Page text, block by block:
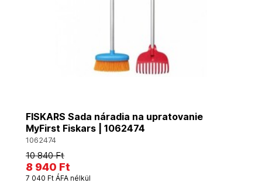
FISKARS Sada náradia na upratovanie
MyFirst Fiskars | 1062474
1062474
10 840 Ft
8 940 Ft
7 040 Ft ÁFA nélkül